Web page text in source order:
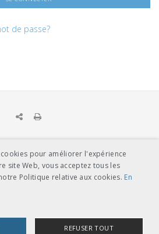
de passe?
l’UTP
pour améliorer l'expérience
site Web, vous acceptez tous les
Politique relative aux cookies. En
REFUSER TOUT